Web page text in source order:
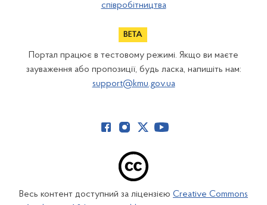
співробітництва
Портал працює в тестовому режимі. Якщо ви маєте
зауваження або пропозиції, будь ласка, напишіть нам:
support@kmu.gov.ua
Весь контент доступний за ліцензією Creative Commons